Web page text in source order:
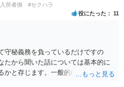
所者側 #セクハラ
役にたった 11
守秘義務を負っているだけですの
たから聞いた話については基本的に
かと存じます。一般的に弁護士かぎ